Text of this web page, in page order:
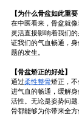
【为什么骨盆如此重要
在中医看来，骨盆就
灵活直接影响着我们
证我们的气血畅通，
题的发生。
【骨盆矫正的好处】
通过柔性整骨矫正，
进气血的畅通，缓解
活性。无论是姿势问
骨都能够为你带来全方